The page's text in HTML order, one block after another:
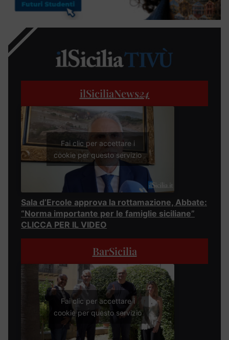
ilSiciliaNews24
Fai clic per accettare i
cookie per questo servizio
Sala d’Ercole approva la rottamazione, Abbate:
“Norma importante per le famiglie siciliane”
CLICCA PER IL VIDEO
BarSicilia
Fai clic per accettare i
cookie per questo servizio